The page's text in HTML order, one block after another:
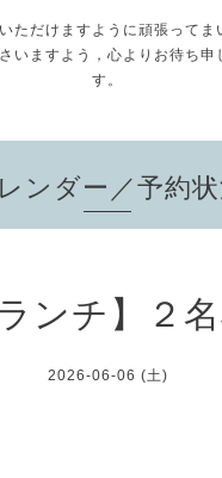
ただけますように頑張ってま
いますよう，心よりお待ち申
す。
ンダー／予約
ランチ】２
2026-06-06 (土)